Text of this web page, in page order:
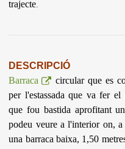
trajecte
DESCRIPCIÓ
Barraca
circular que es
per l'estassada que va fer
que fou bastida aprofitant
podeu veure a l'interior on, a
una barraca baixa, 1,50